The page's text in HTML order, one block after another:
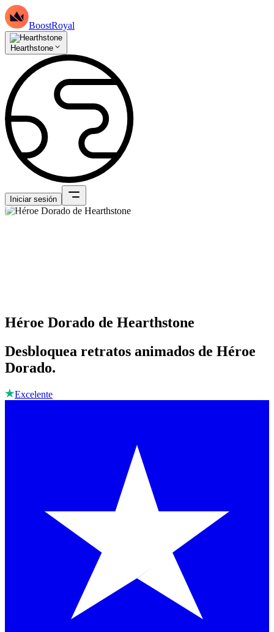
BoostRoyal
Hearthstone
Iniciar sesión
Héroe Dorado de Hearthstone
Desbloquea retratos animados de Héroe
Dorado.
Excelente